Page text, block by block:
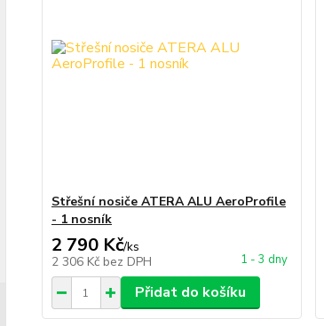
Střešní nosiče ATERA ALU AeroProfile
- 1 nosník
2 790 Kč/ks
2 306 Kč bez DPH 1 - 3 dny
Přidat do košíku